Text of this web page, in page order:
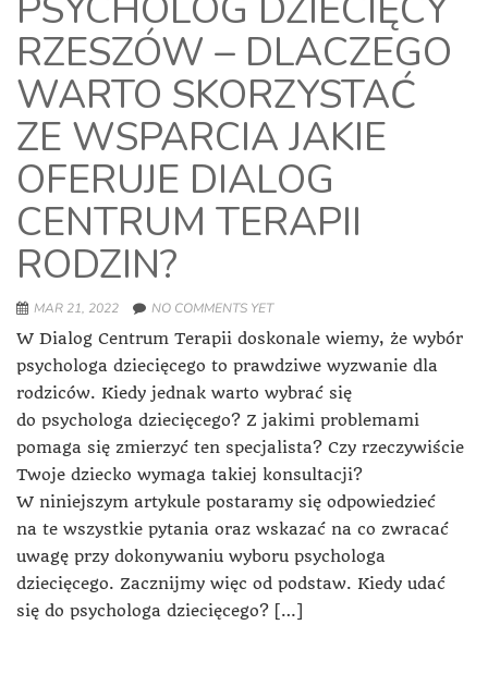
RZESZÓW – DLACZEGO
WARTO SKORZYSTAĆ
ZE WSPARCIA JAKIE
OFERUJE DIALOG
CENTRUM TERAPII
RODZIN?
MAR 21, 2022 NO COMMENTS YET
W Dialog Centrum Terapii doskonale wiemy, że wybór
psychologa dziecięcego to prawdziwe wyzwanie dla
rodziców. Kiedy jednak warto wybrać się
do psychologa dziecięcego? Z jakimi problemami
pomaga się zmierzyć ten specjalista? Czy rzeczywiście
Twoje dziecko wymaga takiej konsultacji?
W niniejszym artykule postaramy się odpowiedzieć
na te wszystkie pytania oraz wskazać na co zwracać
uwagę przy dokonywaniu wyboru psychologa
dziecięcego. Zacznijmy więc od podstaw. Kiedy udać
się do psychologa dziecięcego? […]